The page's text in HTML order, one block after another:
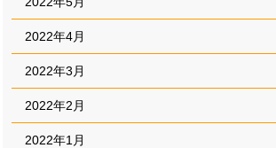
2022年4月
2022年3月
2022年2月
2022年1月